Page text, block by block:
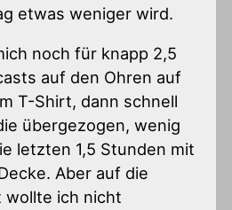
etwas weniger wird.
noch für knapp 2,5
auf den Ohren auf
T-Shirt, dann schnell
übergezogen, wenig
letzten 1,5 Stunden mit
Aber auf die
wollte ich nicht